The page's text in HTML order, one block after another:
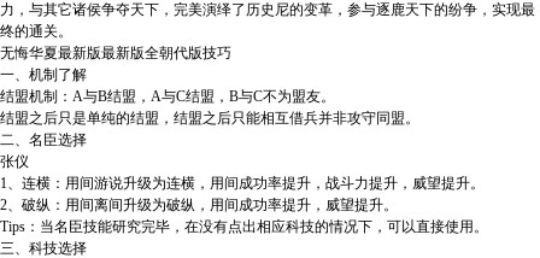
力，与其它诸侯争夺天下，完美演绎了历史尼的变革，参与逐鹿天下的纷争，实现最
终的通关。
无悔华夏最新版最新版全朝代版技巧
一、机制了解
结盟机制：A与B结盟，A与C结盟，B与C不为盟友。
结盟之后只是单纯的结盟，结盟之后只能相互借兵并非攻守同盟。
二、名臣选择
张仪
1、连横：用间游说升级为连横，用间成功率提升，战斗力提升，威望提升。
2、破纵：用间离间升级为破纵，用间成功率提升，威望提升。
Tips：当名臣技能研究完毕，在没有点出相应科技的情况下，可以直接使用。
三、科技选择